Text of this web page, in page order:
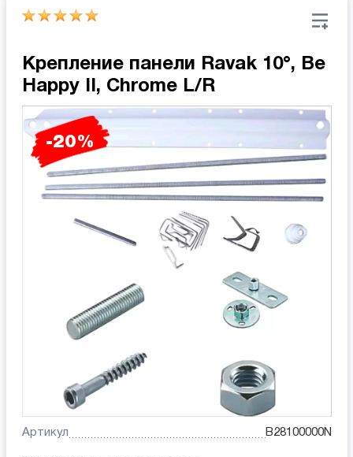
Крепление панели Ravak 10°, Be
Happy II, Chrome L/R
-20%
Артикул B28100000N